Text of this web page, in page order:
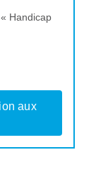
Handicap
aux